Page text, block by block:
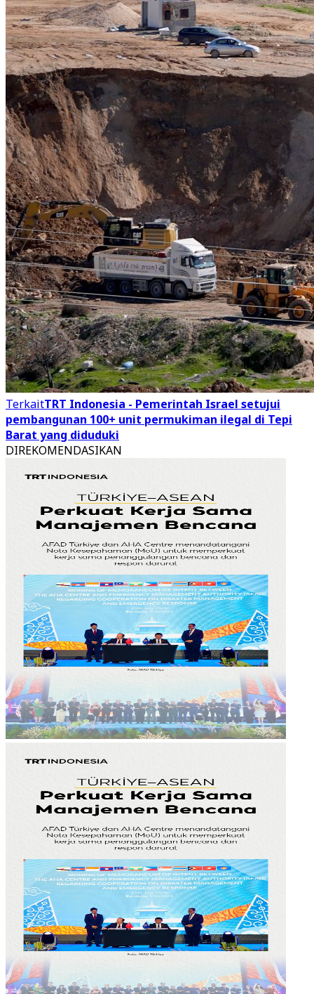
TerkaitTRT Indonesia - Pemerintah Israel setujui
pembangunan 100+ unit permukiman ilegal di Tepi
Barat yang diduduki
DIREKOMENDASIKAN